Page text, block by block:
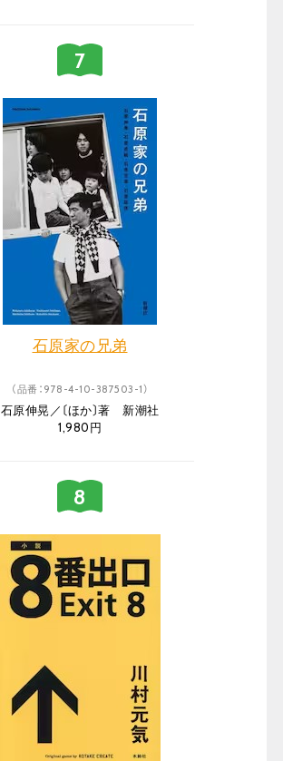
石原家の兄弟
（品番：978-4-10-387503-1）
石原伸晃／〔ほか〕著 新潮社
1,980円